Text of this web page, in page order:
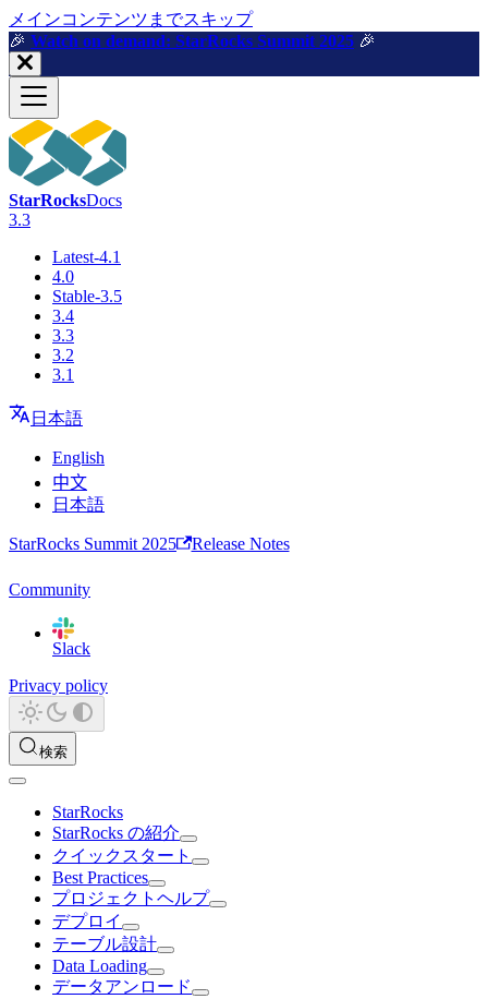
メインコンテンツまでスキップ
🎉️ Watch on demand: StarRocks Summit 2025 🎉️
StarRocksDocs
3.3
Latest-4.1
4.0
Stable-3.5
3.4
3.3
3.2
3.1
日本語
English
中文
日本語
StarRocks Summit 2025 Release Notes
Community
Slack
Privacy policy
検索
StarRocks
StarRocks の紹介
クイックスタート
Best Practices
プロジェクトヘルプ
デプロイ
テーブル設計
Data Loading
データアンロード